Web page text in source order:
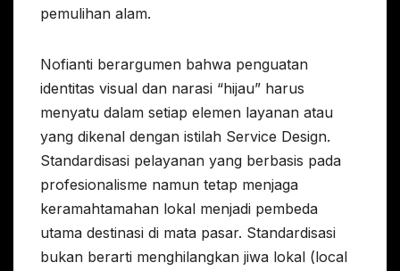
pemulihan alam.
Nofianti berargumen bahwa penguatan
identitas visual dan narasi “hijau” harus
menyatu dalam setiap elemen layanan atau
yang dikenal dengan istilah Service Design.
Standardisasi pelayanan yang berbasis pada
profesionalisme namun tetap menjaga
keramahtamahan lokal menjadi pembeda
utama destinasi di mata pasar. Standardisasi
bukan berarti menghilangkan jiwa lokal (local